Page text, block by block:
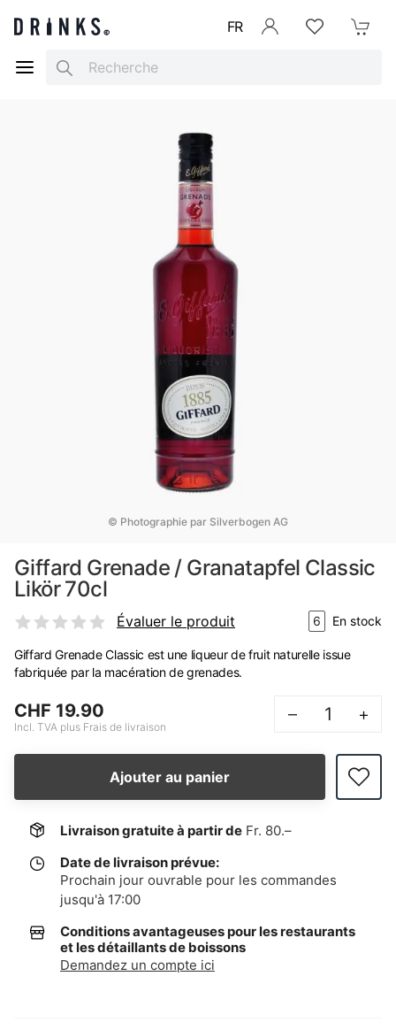
FR
Search
© Photographie par Silverbogen AG
Giffard Grenade / Granatapfel Classic
Likör 70cl
Évaluer le produit 6 En stock
Giffard Grenade Classic est une liqueur de fruit naturelle issue
fabriquée par la macération de grenades.
CHF 19.90
Incl. TVA plus Frais de livraison
– +
Ajouter au panier
Livraison gratuite à partir de Fr. 80.–
Date de livraison prévue:
Prochain jour ouvrable pour les commandes
jusqu'à 17:00
Conditions avantageuses pour les restaurants
et les détaillants de boissons
Demandez un compte ici